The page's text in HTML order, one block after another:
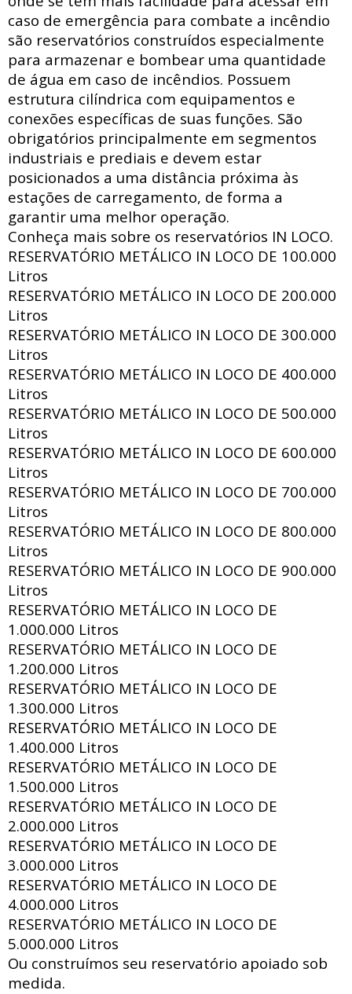
caso de emergência para combate a incêndio
são reservatórios construídos especialmente
para armazenar e bombear uma quantidade
de água em caso de incêndios. Possuem
estrutura cilíndrica com equipamentos e
conexões específicas de suas funções. São
obrigatórios principalmente em segmentos
industriais e prediais e devem estar
posicionados a uma distância próxima às
estações de carregamento, de forma a
garantir uma melhor operação.
Conheça mais sobre os reservatórios IN LOCO.
RESERVATÓRIO METÁLICO IN LOCO DE 100.000
Litros
RESERVATÓRIO METÁLICO IN LOCO DE 200.000
Litros
RESERVATÓRIO METÁLICO IN LOCO DE 300.000
Litros
RESERVATÓRIO METÁLICO IN LOCO DE 400.000
Litros
RESERVATÓRIO METÁLICO IN LOCO DE 500.000
Litros
RESERVATÓRIO METÁLICO IN LOCO DE 600.000
Litros
RESERVATÓRIO METÁLICO IN LOCO DE 700.000
Litros
RESERVATÓRIO METÁLICO IN LOCO DE 800.000
Litros
RESERVATÓRIO METÁLICO IN LOCO DE 900.000
Litros
RESERVATÓRIO METÁLICO IN LOCO DE
1.000.000 Litros
RESERVATÓRIO METÁLICO IN LOCO DE
1.200.000 Litros
RESERVATÓRIO METÁLICO IN LOCO DE
1.300.000 Litros
RESERVATÓRIO METÁLICO IN LOCO DE
1.400.000 Litros
RESERVATÓRIO METÁLICO IN LOCO DE
1.500.000 Litros
RESERVATÓRIO METÁLICO IN LOCO DE
2.000.000 Litros
RESERVATÓRIO METÁLICO IN LOCO DE
3.000.000 Litros
RESERVATÓRIO METÁLICO IN LOCO DE
4.000.000 Litros
RESERVATÓRIO METÁLICO IN LOCO DE
5.000.000 Litros
Ou construímos seu reservatório apoiado sob
medida.